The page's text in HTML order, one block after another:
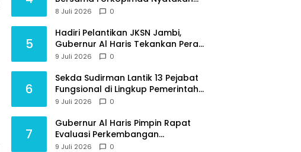
Sikap Tegas Berantas Geng Motor
8 Juli 2026 0
5
Hadiri Pelantikan JKSN Jambi,
Gubernur Al Haris Tekankan Peran
Guru dan Kiai Jaga Moral
9 Juli 2026 0
6
Sekda Sudirman Lantik 13 Pejabat
Fungsional di Lingkup Pemerintah
Provinsi Jambi
9 Juli 2026 0
7
Gubernur Al Haris Pimpin Rapat
Evaluasi Perkembangan
Pelaksanaan Kegiatan
9 Juli 2026 0